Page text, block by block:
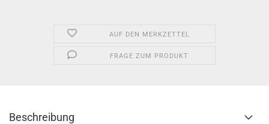
AUF DEN MERKZETTEL
FRAGE ZUM PRODUKT
Beschreibung